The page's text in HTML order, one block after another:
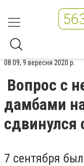
08:09, 9 вересня 2020 р.
Вопрос с
дамбами
сдвинулся
7 сентября